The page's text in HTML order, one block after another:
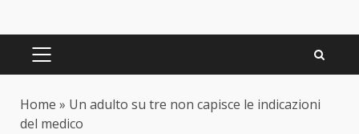
PRIMARY
Home » Un adulto su tre non capisce le indicazioni
del medico